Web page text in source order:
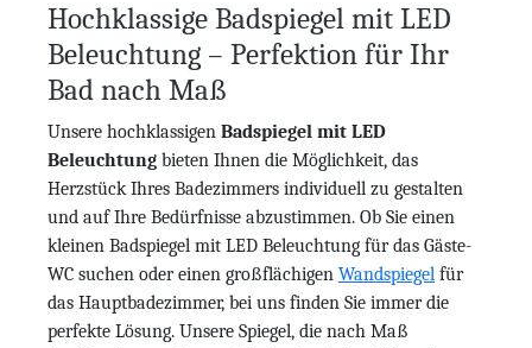
Hochklassige Badspiegel mit LED
Beleuchtung – Perfektion für Ihr
Bad nach Maß
Unsere hochklassigen Badspiegel mit LED
Beleuchtung bieten Ihnen die Möglichkeit, das
Herzstück Ihres Badezimmers individuell zu gestalten
und auf Ihre Bedürfnisse abzustimmen. Ob Sie einen
kleinen Badspiegel mit LED Beleuchtung für das Gäste-
WC suchen oder einen großflächigen Wandspiegel für
das Hauptbadezimmer, bei uns finden Sie immer die
perfekte Lösung. Unsere Spiegel, die nach Maß